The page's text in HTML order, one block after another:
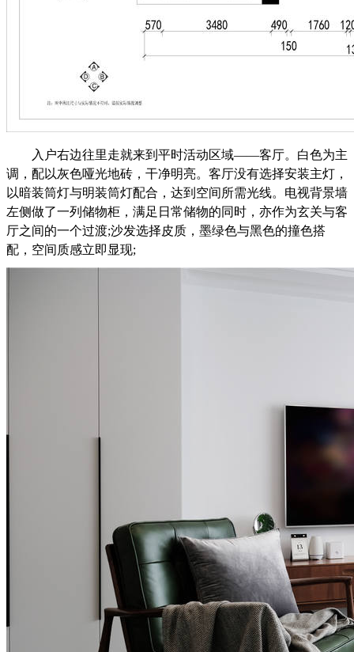
入户右边往里走就来到平时活动区域——客厅。白色为主
调，配以灰色哑光地砖，干净明亮。客厅没有选择安装主灯，
以暗装筒灯与明装筒灯配合，达到空间所需光线。电视背景墙
左侧做了一列储物柜，满足日常储物的同时，亦作为玄关与客
厅之间的一个过渡;沙发选择皮质，墨绿色与黑色的撞色搭
配，空间质感立即显现;